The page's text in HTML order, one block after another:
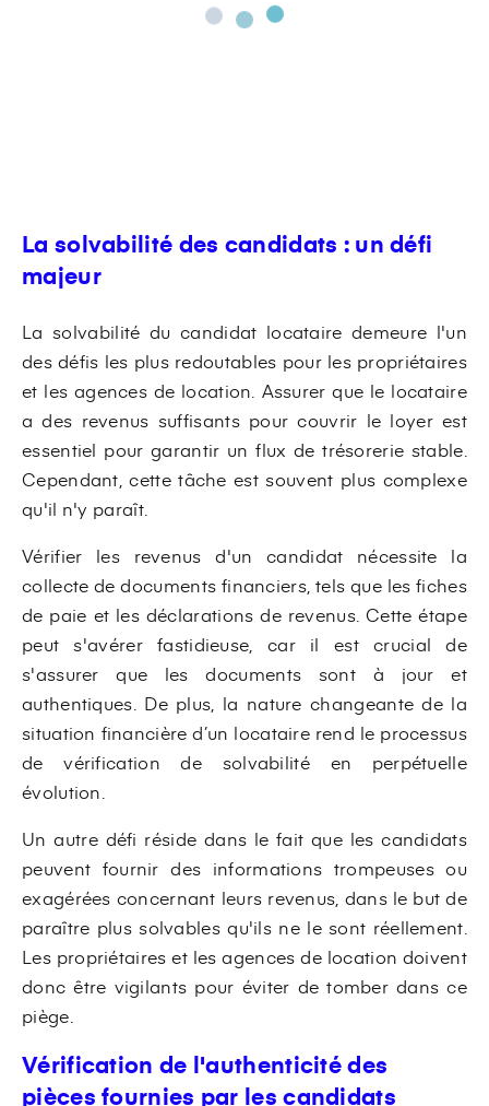
La solvabilité des candidats : un défi
majeur
La solvabilité du candidat locataire demeure l'un
des défis les plus redoutables pour les propriétaires
et les agences de location. Assurer que le locataire
a des revenus suffisants pour couvrir le loyer est
essentiel pour garantir un flux de trésorerie stable.
Cependant, cette tâche est souvent plus complexe
qu'il n'y paraît.
Vérifier les revenus d'un candidat nécessite la
collecte de documents financiers, tels que les fiches
de paie et les déclarations de revenus. Cette étape
peut s'avérer fastidieuse, car il est crucial de
s'assurer que les documents sont à jour et
authentiques. De plus, la nature changeante de la
situation financière d’un locataire rend le processus
de vérification de solvabilité en perpétuelle
évolution.
Un autre défi réside dans le fait que les candidats
peuvent fournir des informations trompeuses ou
exagérées concernant leurs revenus, dans le but de
paraître plus solvables qu'ils ne le sont réellement.
Les propriétaires et les agences de location doivent
donc être vigilants pour éviter de tomber dans ce
piège.
Vérification de l'authenticité des
pièces fournies par les candidats